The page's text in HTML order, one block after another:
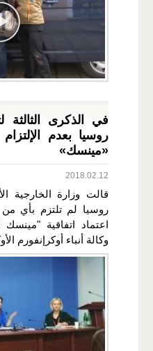
في الذكرى الثالثة
روسيا بعدم
«مينسك»
2018.02.12
قالت وزارة الخارجية
روسيا لم تلتزم بأي
وكالة أنباء أوكرإنفورم